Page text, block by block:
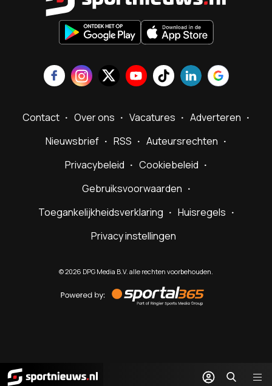
Contact Over ons Vacatures
Adverteren
Nieuwsbrief
RSS
Auteursrechten
Privacybeleid
Cookiebeleid
Gebruiksvoorwaarden
Toegankelijkheidsverklaring
Huisregels
Privacy instellingen
©2026 DPG Media B.V. alle rechten voorbehouden.
by
Sportal365